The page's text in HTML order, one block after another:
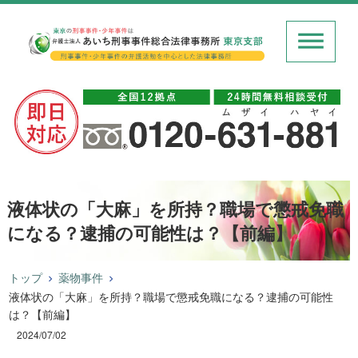
液体状の「大麻」を所持？職場で懲戒免職
になる？逮捕の可能性は？【前編】
トップ
薬物事件
液体状の「大麻」を所持？職場で懲戒免職になる？逮捕の可能性
は？【前編】
2024/07/02